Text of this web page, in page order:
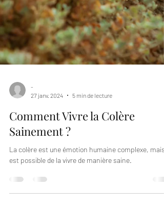
27 janv. 2024
5 min de lecture
Sainement ?